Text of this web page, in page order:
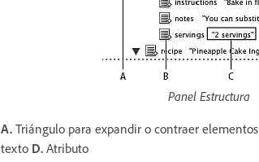
Panel Estructura
A.Triángulo para expandir o contraer elementos
texto D.Atributo